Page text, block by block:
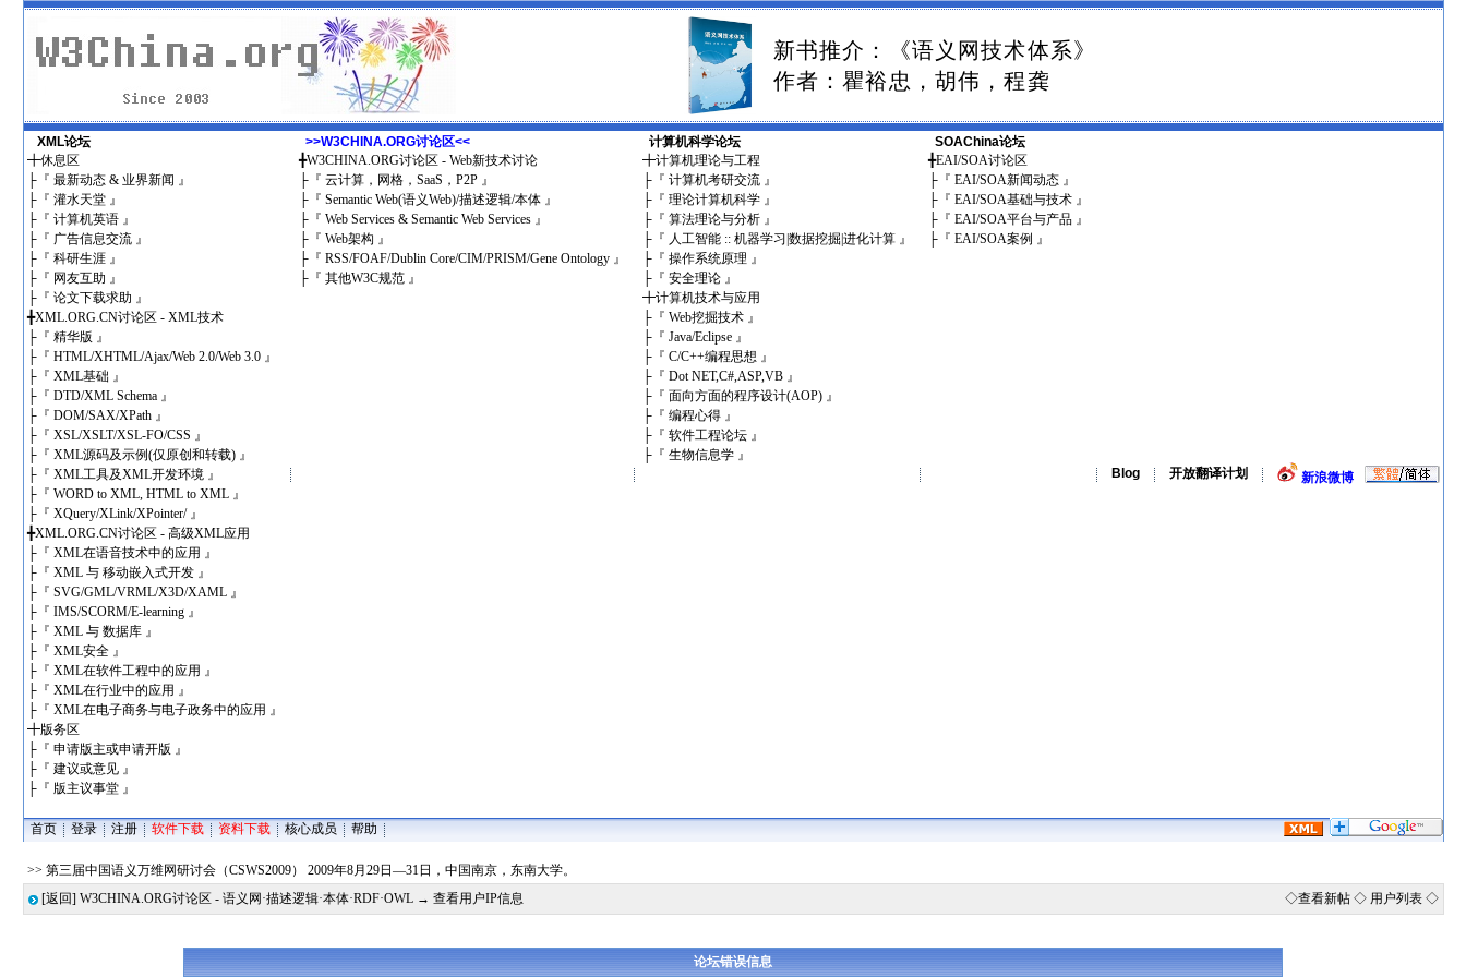
新书推介：《语义网技术体系》
作者：瞿裕忠，胡伟，程龚
XML论坛
╋休息区
├『 最新动态 & 业界新闻 』
├『 灌水天堂 』
├『 计算机英语 』
├『 广告信息交流 』
├『 科研生涯 』
├『 网友互助 』
├『 论文下载求助 』
╋XML.ORG.CN讨论区 - XML技术
├『 精华版 』
├『 HTML/XHTML/Ajax/Web 2.0/Web 3.0 』
├『 XML基础 』
├『 DTD/XML Schema 』
├『 DOM/SAX/XPath 』
├『 XSL/XSLT/XSL-FO/CSS 』
├『 XML源码及示例(仅原创和转载) 』
├『 XML工具及XML开发环境 』
├『 WORD to XML, HTML to XML 』
├『 XQuery/XLink/XPointer/ 』
╋XML.ORG.CN讨论区 - 高级XML应用
├『 XML在语音技术中的应用 』
├『 XML 与 移动嵌入式开发 』
├『 SVG/GML/VRML/X3D/XAML 』
├『 IMS/SCORM/E-learning 』
├『 XML 与 数据库 』
├『 XML安全 』
├『 XML在软件工程中的应用 』
├『 XML在行业中的应用 』
├『 XML在电子商务与电子政务中的应用 』
╋版务区
├『 申请版主或申请开版 』
├『 建议或意见 』
├『 版主议事堂 』
>>W3CHINA.ORG讨论区<<
╋W3CHINA.ORG讨论区 - Web新技术讨论
├『 云计算，网格，SaaS，P2P 』
├『 Semantic Web(语义Web)/描述逻辑/本体 』
├『 Web Services & Semantic Web Services 』
├『 Web架构 』
├『 RSS/FOAF/Dublin Core/CIM/PRISM/Gene Ontology 』
├『 其他W3C规范 』
计算机科学论坛
╋计算机理论与工程
├『 计算机考研交流 』
├『 理论计算机科学 』
├『 算法理论与分析 』
├『 人工智能 :: 机器学习|数据挖掘|进化计算 』
├『 操作系统原理 』
├『 安全理论 』
╋计算机技术与应用
├『 Web挖掘技术 』
├『 Java/Eclipse 』
├『 C/C++编程思想 』
├『 Dot NET,C#,ASP,VB 』
├『 面向方面的程序设计(AOP) 』
├『 编程心得 』
├『 软件工程论坛 』
├『 生物信息学 』
SOAChina论坛
╋EAI/SOA讨论区
├『 EAI/SOA新闻动态 』
├『 EAI/SOA基础与技术 』
├『 EAI/SOA平台与产品 』
├『 EAI/SOA案例 』
Blog 开放翻译计划 新浪微博
首页 登录 注册 软件下载 资料下载 核心成员 帮助
>> 第三届中国语义万维网研讨会（CSWS2009） 2009年8月29日—31日，中国南京，东南大学。
[返回] W3CHINA.ORG讨论区 - 语义网·描述逻辑·本体·RDF·OWL→ 查看用户IP信息 ◇查看新帖◇ 用户列表◇
论坛错误信息